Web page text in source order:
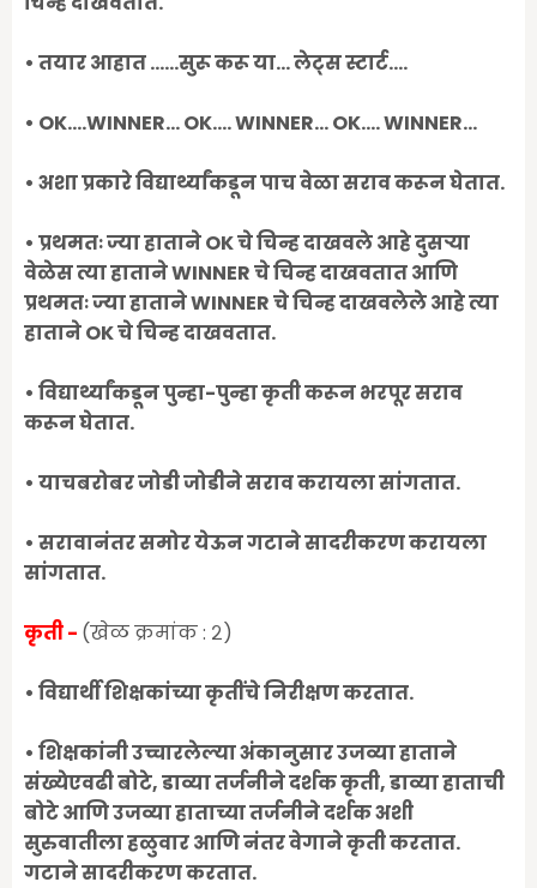
• तयार आहात ......सुरू करू या... लेट्स स्टार्ट....
• OK....WINNER... OK.... WINNER... OK.... WINNER...
• अशा प्रकारे विद्यार्थ्यांकडून पाच वेळा सराव करून घेतात.
• प्रथमतः ज्या हाताने OK चे चिन्ह दाखवले आहे दुसऱ्या
वेळेस त्या हाताने WINNER चे चिन्ह दाखवतात आणि
प्रथमतः ज्या हाताने WINNER चे चिन्ह दाखवलेले आहे त्या
हाताने OK चे चिन्ह दाखवतात.
• विद्यार्थ्यांकडून पुन्हा-पुन्हा कृती करून भरपूर सराव
करून घेतात.
• याचबरोबर जोडी जोडीने सराव करायला सांगतात.
• सरावानंतर समोर येऊन गटाने सादरीकरण करायला
सांगतात.
कृती - (खेळ क्रमांक : २)
• विद्यार्थी शिक्षकांच्या कृतींचे निरीक्षण करतात.
• शिक्षकांनी उच्चारलेल्या अंकानुसार उजव्या हाताने
संख्येएवढी बोटे, डाव्या तर्जनीने दर्शक कृती, डाव्या हाताची
बोटे आणि उजव्या हाताच्या तर्जनीने दर्शक अशी
सुरुवातीला हळुवार आणि नंतर वेगाने कृती करतात.
गटाने सादरीकरण करतात.